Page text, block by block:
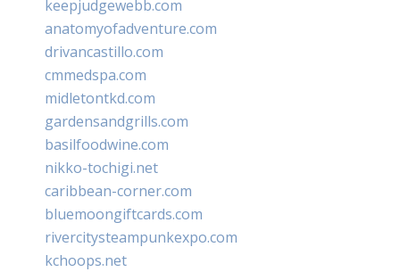
keepjudgewebb.com
anatomyofadventure.com
drivancastillo.com
cmmedspa.com
midletontkd.com
gardensandgrills.com
basilfoodwine.com
nikko-tochigi.net
caribbean-corner.com
bluemoongiftcards.com
rivercitysteampunkexpo.com
kchoops.net